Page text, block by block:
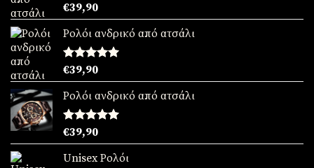
Βαθμολογήθηκε
με5.00
από 5
€39,90
Ρολόι ανδρικό από ατσάλι
Βαθμολογήθηκε
με5.00
από 5
€39,90
Ρολόι ανδρικό από ατσάλι
Βαθμολογήθηκε
με5.00
από 5
€39,90
Unisex Ρολόι